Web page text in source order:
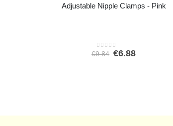
Adjustable Nipple Clamps - Pink
0out of 5
€9.84 €6.88Huidige